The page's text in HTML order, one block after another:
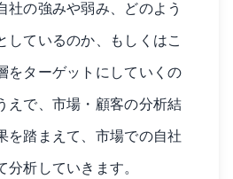
社の強みや弱み、どのよう
しているのか、もしくはこ
をターゲットにしていくの
えで、市場・顧客の分析結
を踏まえて、市場での自社
析していきます。